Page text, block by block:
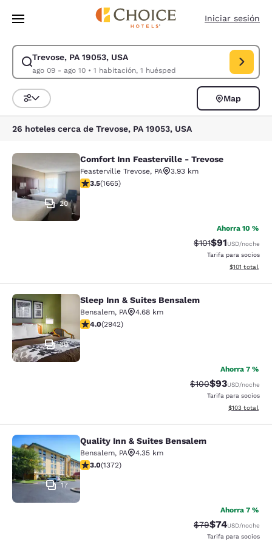
Pasar A Contenido Principal
Iniciar sesión
Trevose, PA 19053, USA
ago 09 - ago 10• 1 habitación, 1 huésped
Modificar la búsqueda de Trevose, PA 19053, USA. Fecha de check-in
Ordenar y filtrar
Map
26 hoteles cerca de Trevose, PA 19053, USA
Comfort Inn Feasterville - Trevose
20
Comfort Inn Feasterville - Trevose
Feasterville Trevose, PA
3.93 km
calificación de 3.46 estrellas. Bueno. 1665 reseñas
3.5(1665)
Ahorra 10 %
Precio tachado:
$101Precio con
$91USD/noche
Tarifa para socios
Ver detalles
$101 total
Sleep Inn & Suites Bensalem
30
Sleep Inn & Suites Bensalem
Bensalem, PA
4.68 km
calificación de 4.05 estrellas. Muy bueno. 2942
4.0(2942)
Ahorra 7 %
Precio tachado:
$100Precio con
$93USD/noche
Tarifa para socios
Ver detalles
$103 total
Quality Inn & Suites Bensalem
17
Quality Inn & Suites Bensalem
Bensalem, PA
4.35 km
calificación de 3.03 estrellas. Feria. 1372 reseñas
3.0(1372)
Ahorra 7 %
Precio tachado:
$79Precio con
$74USD/noche
Tarifa para socios